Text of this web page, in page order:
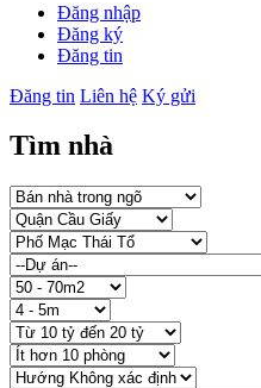
Đăng nhập
Đăng ký
Đăng tin
Đăng tin Liên hệ Ký gửi
Tìm nhà